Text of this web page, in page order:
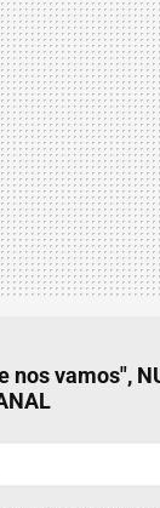
nos vamos",